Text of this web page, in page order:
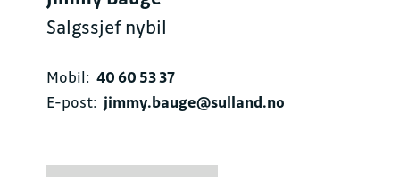
Salgssjef nybil
Mobil: 40 60 53 37
E-post: jimmy.bauge@sulland.no